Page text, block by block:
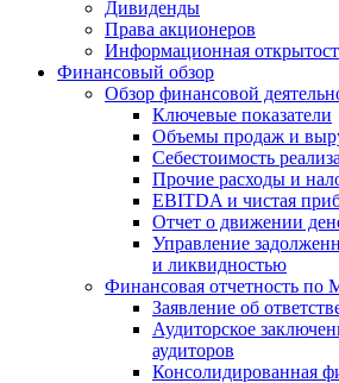
Дивиденды
Права акционеров
Информационная
Финансовый обзор
Обзор финансовой
Ключевые показатели
Объемы продаж и
Себестоимость
Прочие расходы и
EBITDA и чистая
Отчет о движении
Управление
и ликвидностью
Финансовая отчетность
Заявление об
Аудиторское
аудиторов
Консолидированная